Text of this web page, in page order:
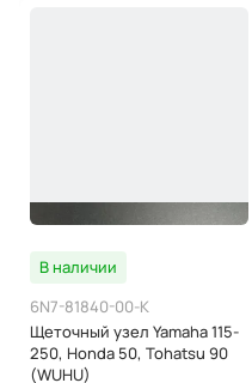
В наличии
6N7-81840-00-K
Щеточный узел Yamaha 115-
250, Honda 50, Tohatsu 90
(WUHU)